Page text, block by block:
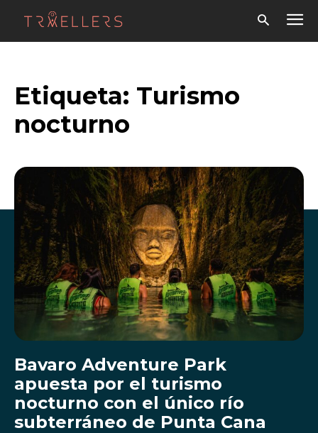
Etiqueta: Turismo
nocturno
Bavaro Adventure Park
apuesta por el turismo
nocturno con el único río
subterráneo de Punta Cana